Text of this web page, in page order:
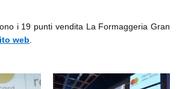
i 19 punti vendita La Formaggeria Gran
web.